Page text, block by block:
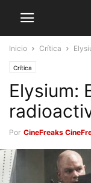
Inicio Crítica
Crítica
Elysium:
Por CineFreaks